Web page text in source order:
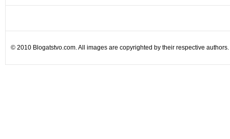
© 2010 Blogatstvo.com. All images are copyrighted by their respective authors.